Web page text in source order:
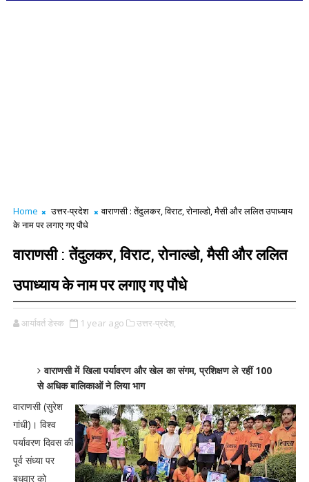
Home उत्तर-प्रदेश
वाराणसी : तेंदुलकर, विराट, रोनाल्डो, मैसी और ललित उपाध्याय
के नाम पर लगाए गए पौधे
वाराणसी : तेंदुलकर, विराट, रोनाल्डो, मैसी और ललित
उपाध्याय के नाम पर लगाए गए पौधे
आर्यावर्त डेस्क 1 year ago उत्तर-प्रदेश,
वाराणसी में खिला पर्यावरण और खेल का संगम, प्रशिक्षण ले रहीं 100
से अधिक बालिकाओं ने लिया भाग
वाराणसी (सुरेश
गांधी)। विश्व
पर्यावरण दिवस की
पूर्व संध्या पर
बुधवार को